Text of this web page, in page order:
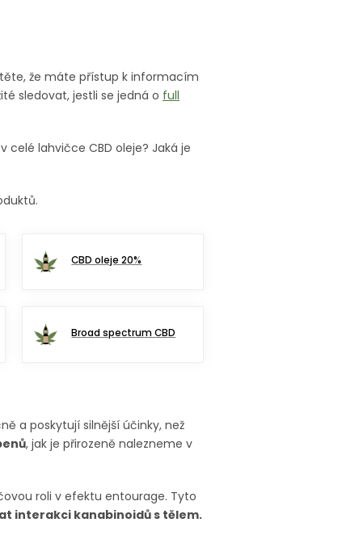
že máte přístup k informacím
sledovat, jestli se jedná o full
celé lahvičce CBD oleje? Jaká je
CBD oleje 20%
Broad spectrum CBD
a poskytují silnější účinky, než
, jak je přirozeně nalezneme v
roli v efektu entourage. Tyto
interakci kanabinoidů s tělem.